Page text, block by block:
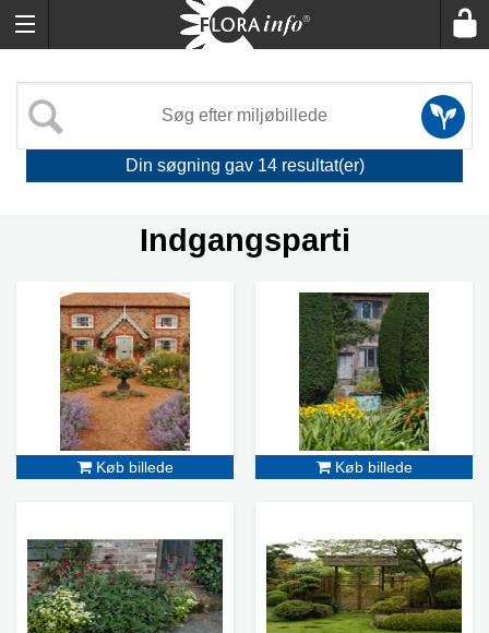
Din søgning gav 14resultat(er)
Indgangsparti
Køb billede Køb billede